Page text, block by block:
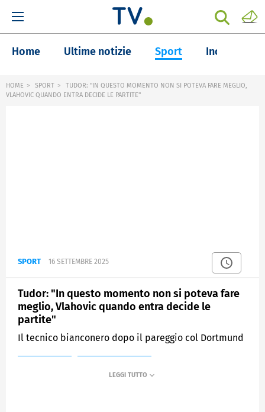
Home Ultime notizie Sport Inchieste
HOME SPORT
TUDOR: "IN QUESTO MOMENTO NON SI POTEVA FARE MEGLIO,
VLAHOVIC QUANDO ENTRA DECIDE LE PARTITE"
SPORT 16 SETTEMBRE 2025
Tudor: "In questo momento non si poteva fare
meglio, Vlahovic quando entra decide le
partite"
Il tecnico bianconero dopo il pareggio col Dortmund